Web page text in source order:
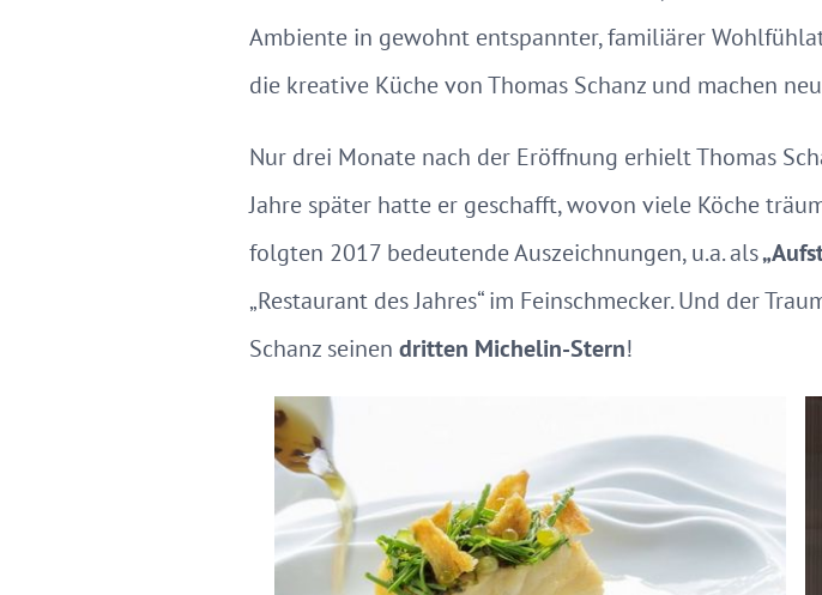
Ambiente in gewohnt entspannter, familiärer
die kreative Küche von Thomas Schanz und machen
Nur drei Monate nach der Eröffnung erhielt Thomas
Jahre später hatte er geschafft, wovon viele Köche
folgten 2017 bedeutende Auszeichnungen, u.a. als
„Restaurant des Jahres“ im Feinschmecker. Und der
Schanz seinen dritten Michelin-Stern!